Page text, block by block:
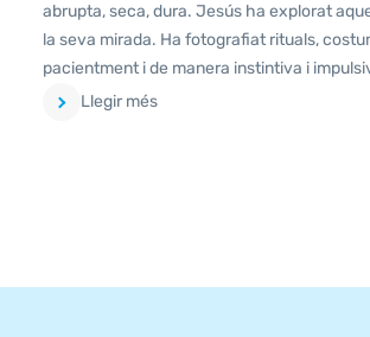
abrupta, seca, dura. Jesús ha explorat
la seva mirada. Ha fotografiat rituals,
pacientment i de manera instintiva i
Llegir més